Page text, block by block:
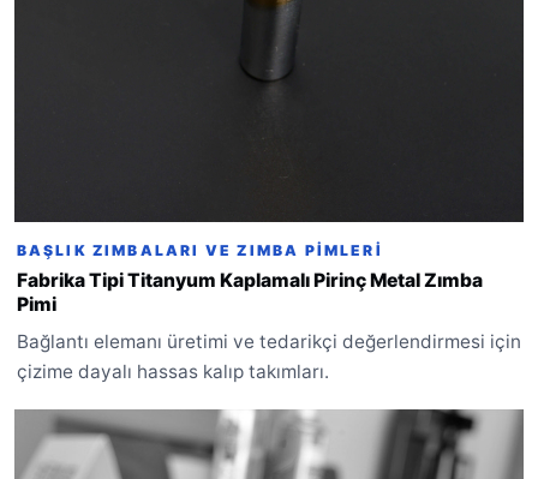
BAŞLIK ZIMBALARI VE ZIMBA PIMLERI
Fabrika Tipi Titanyum Kaplamalı Pirinç Metal Zımba
Pimi
Bağlantı elemanı üretimi ve tedarikçi değerlendirmesi için
çizime dayalı hassas kalıp takımları.